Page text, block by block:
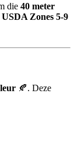
die 40 meter
USDA Zones 5-9
🍂. Deze